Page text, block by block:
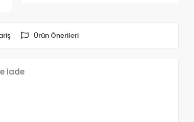
Ürün Önerileri
İade